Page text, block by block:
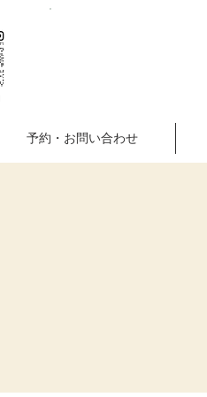
予約・お問い合わせ